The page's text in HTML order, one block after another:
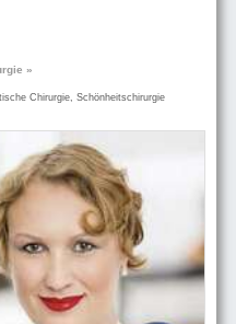
»
Chirurgie, Schönheitschirurgie